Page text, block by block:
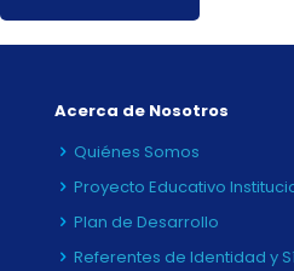
Acerca de Nosotros
Quiénes Somos
Proyecto Educativo
Plan de Desarrollo
Referentes de Identidad y